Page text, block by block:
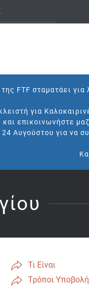
FTF σταματάει για
για
και επικοινωνήστε
Αυγούστου για να
Τι Είναι
Τρόποι